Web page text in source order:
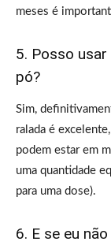
meses é
5. Posso
pó?
Sim,
ralada é
podem estar em
uma quantidade
para uma dose).
6. E se eu